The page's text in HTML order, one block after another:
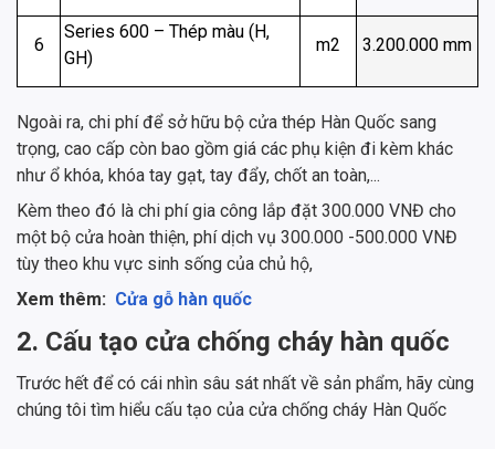
6
Series 600 – Thép màu (H,
GH)
m2 3.200.000 mm
Ngoài ra, chi phí để sở hữu bộ cửa thép Hàn Quốc sang
trọng, cao cấp còn bao gồm giá các phụ kiện đi kèm khác
như ổ khóa, khóa tay gạt, tay đẩy, chốt an toàn,...
Kèm theo đó là chi phí gia công lắp đặt 300.000 VNĐ cho
một bộ cửa hoàn thiện, phí dịch vụ 300.000 -500.000 VNĐ
tùy theo khu vực sinh sống của chủ hộ,
Xem thêm: Cửa gỗ hàn quốc
2. Cấu tạo cửa chống cháy hàn quốc
Trước hết để có cái nhìn sâu sát nhất về sản phẩm, hãy cùng
chúng tôi tìm hiểu cấu tạo của cửa chống cháy Hàn Quốc